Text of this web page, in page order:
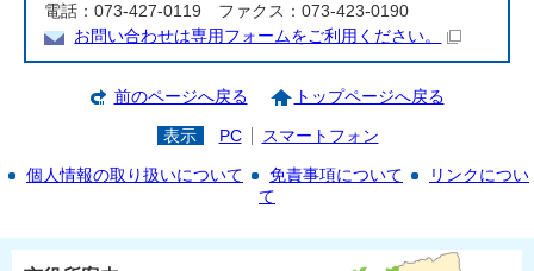
電話：073-427-0119 ファクス：073-423-0190
お問い合わせは専用フォームをご利用ください。
前のページへ戻る トップページへ戻る
表示 PC スマートフォン
個人情報の取り扱いについて 免責事項について
リンクについ
て